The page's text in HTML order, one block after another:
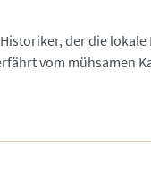
der die lokale
vom mühsamen